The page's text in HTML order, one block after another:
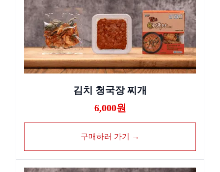
김치 청국장 찌개
6,000원
구매하러 가기 →